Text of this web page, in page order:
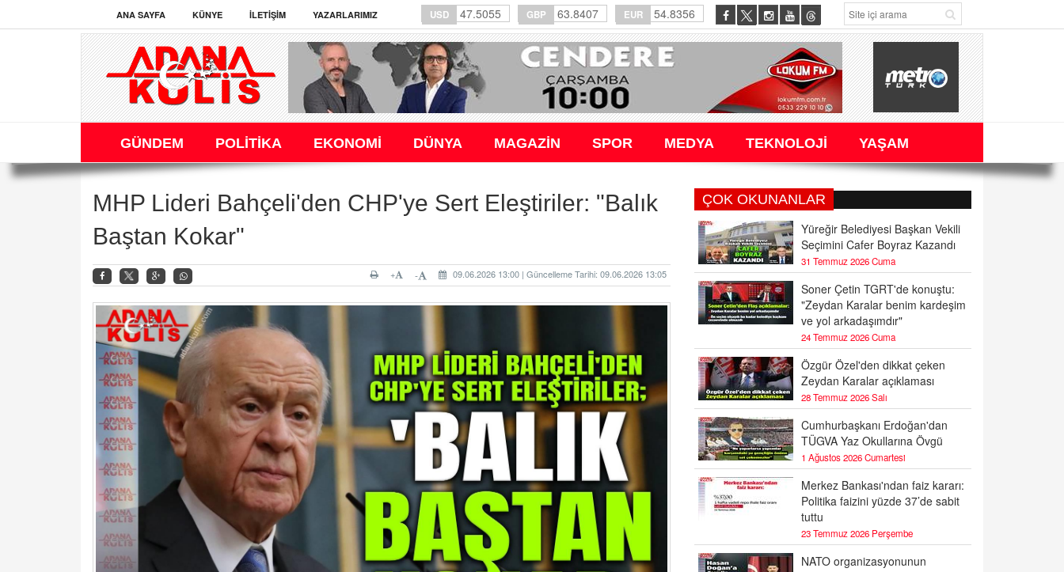
ANA SAYFA KÜNYE İLETIŞIM YAZARLARIMIZ USD 47.5055 GBP 63.8407 EUR 54.8356
GÜNDEM POLİTİKA EKONOMİ DÜNYA MAGAZİN SPOR MEDYA TEKNOLOJİ YAŞAM
MHP Lideri Bahçeli'den CHP'ye Sert Eleştiriler: "Balık
Baştan Kokar"
09.06.2026 13:00 | Güncelleme Tarihi: 09.06.2026 13:05
-
+
ÇOK OKUNANLAR
Yüreğir Belediyesi Başkan Vekili
Seçimini Cafer Boyraz Kazandı
31 Temmuz 2026 Cuma
Soner Çetin TGRT'de konuştu:
"Zeydan Karalar benim kardeşim
ve yol arkadaşımdır"
24 Temmuz 2026 Cuma
Özgür Özel'den dikkat çeken
Zeydan Karalar açıklaması
28 Temmuz 2026 Salı
Cumhurbaşkanı Erdoğan'dan
TÜGVA Yaz Okullarına Övgü
1 Ağustos 2026 Cumartesi
Merkez Bankası'ndan faiz kararı:
Politika faizini yüzde 37’de sabit
tuttu
23 Temmuz 2026 Perşembe
NATO organizasyonunun